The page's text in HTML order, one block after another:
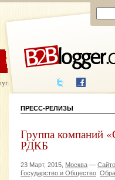
ЦЕНЫ ПОМОЩЬ
написания
ПРЕСС-РЕЛИЗЫ
Группа компаний
РДКБ
23 Март, 2015, Москва —
Государство и Общество